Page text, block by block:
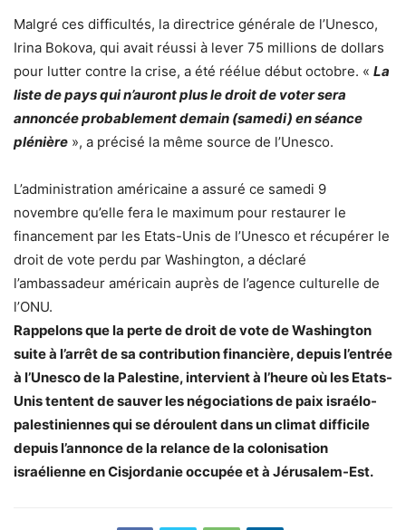
Malgré ces difficultés, la directrice générale de l’Unesco,
Irina Bokova, qui avait réussi à lever 75 millions de dollars
pour lutter contre la crise, a été réélue début octobre. « La
liste de pays qui n’auront plus le droit de voter sera
annoncée probablement demain (samedi) en séance
plénière », a précisé la même source de l’Unesco.
L’administration américaine a assuré ce samedi 9
novembre qu’elle fera le maximum pour restaurer le
financement par les Etats-Unis de l’Unesco et récupérer le
droit de vote perdu par Washington, a déclaré
l’ambassadeur américain auprès de l’agence culturelle de
l’ONU.
Rappelons que la perte de droit de vote de Washington
suite à l’arrêt de sa contribution financière, depuis l’entrée
à l’Unesco de la Palestine, intervient à l’heure où les Etats-
Unis tentent de sauver les négociations de paix israélo-
palestiniennes qui se déroulent dans un climat difficile
depuis l’annonce de la relance de la colonisation
israélienne en Cisjordanie occupée et à Jérusalem-Est.